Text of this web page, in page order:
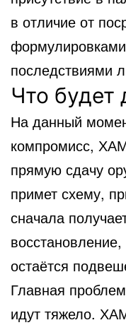
в отличие от
последствиями
Что будет
На данный
компромисс,
прямую сдачу
примет схему,
сначала
остаётся
Главная
идут тяжело.